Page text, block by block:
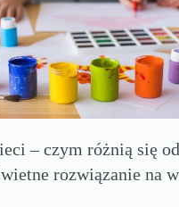
– czym różnią się
rozwiązanie na